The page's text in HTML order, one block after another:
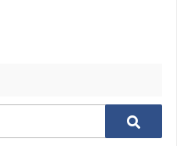
Chercher